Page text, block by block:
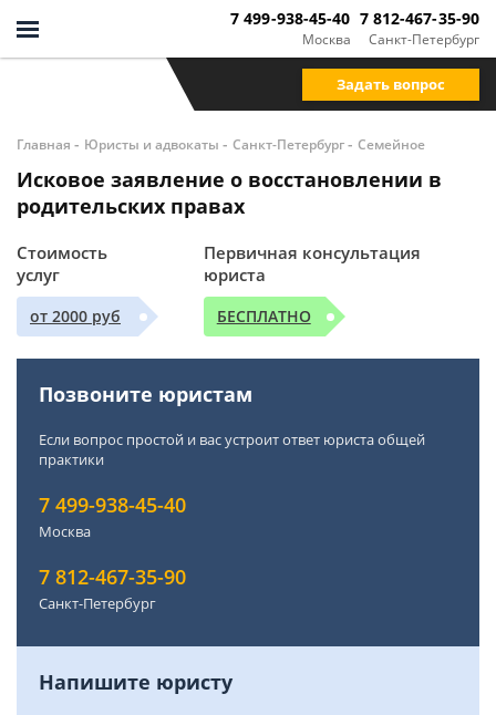
Москва
7 499-938-45-40
Санкт-Петербург
7 812-467-35-90
Задать вопрос
Главная - Юристы и адвокаты - Санкт-Петербург- Семейное
Исковое заявление о восстановлении в
родительских правах
Стоимость
услуг
от 2000 руб
Первичная консультация
юриста
БЕСПЛАТНО
Позвоните юристам
Если вопрос простой и вас устроит ответ юриста общей
практики
7 499-938-45-40
Москва
7 812-467-35-90
Санкт-Петербург
Напишите юристу